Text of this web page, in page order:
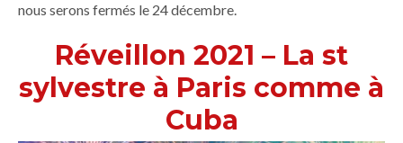
nous serons fermés le 24 décembre.
Réveillon 2021 – La st
sylvestre à Paris comme à
Cuba